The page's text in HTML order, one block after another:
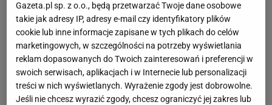
Gazeta.pl sp. z o.o., będą przetwarzać Twoje dane osobowe
takie jak adresy IP, adresy e-mail czy identyfikatory plików
cookie lub inne informacje zapisane w tych plikach do celów
marketingowych, w szczególności na potrzeby wyświetlania
reklam dopasowanych do Twoich zainteresowań i preferencji w
swoich serwisach, aplikacjach i w Internecie lub personalizacji
treści w nich wyświetlanych. Wyrażenie zgody jest dobrowolne.
Jeśli nie chcesz wyrazić zgody, chcesz ograniczyć jej zakres lub